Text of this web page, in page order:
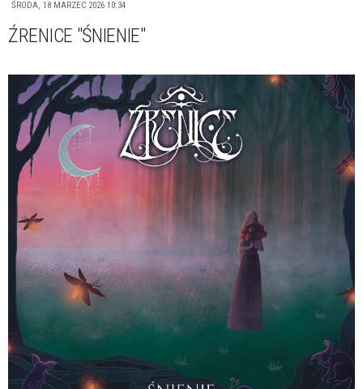
ŚRODA, 18 MARZEC 2026 10:34
ŹRENICE "ŚNIENIE"